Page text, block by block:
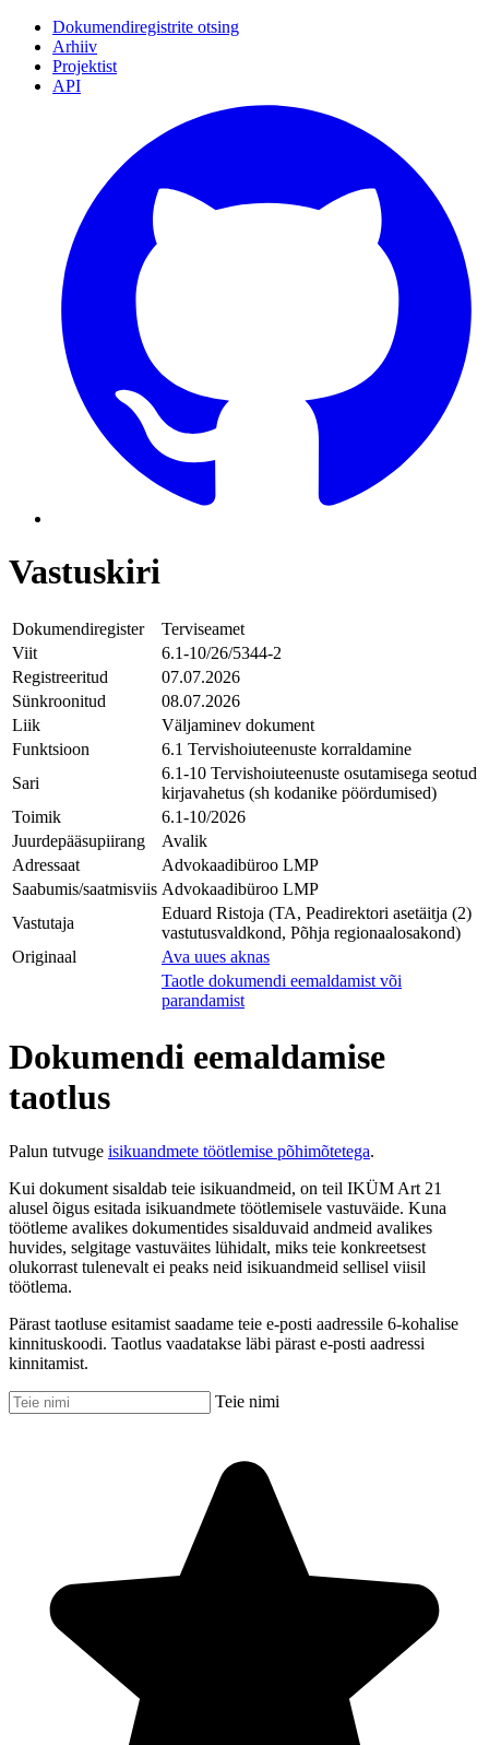
Dokumendiregistrite otsing
Arhiiv
Projektist
API
Vastuskiri
Dokumendiregister
Terviseamet
Viit
6.1-10/26/5344-2
Registreeritud
07.07.2026
Sünkroonitud
08.07.2026
Liik
Väljaminev dokument
Funktsioon
6.1 Tervishoiuteenuste korraldamine
Sari
6.1-10 Tervishoiuteenuste osutamisega seotud
kirjavahetus (sh kodanike pöördumised)
Toimik
6.1-10/2026
Juurdepääsupiirang
Avalik
Adressaat
Advokaadibüroo LMP
Saabumis/saatmisviis Advokaadibüroo LMP
Vastutaja
Eduard Ristoja (TA, Peadirektori asetäitja (2)
vastutusvaldkond, Põhja regionaalosakond)
Originaal
Ava uues aknas
Taotle dokumendi eemaldamist või
parandamist
Dokumendi eemaldamise
taotlus
Palun tutvuge isikuandmete töötlemise põhimõtetega.
Kui dokument sisaldab teie isikuandmeid, on teil IKÜM Art 21
alusel õigus esitada isikuandmete töötlemisele vastuväide. Kuna
töötleme avalikes dokumentides sisalduvaid andmeid avalikes
huvides, selgitage vastuväites lühidalt, miks teie konkreetsest
olukorrast tulenevalt ei peaks neid isikuandmeid sellisel viisil
töötlema.
Pärast taotluse esitamist saadame teie e-posti aadressile 6-kohalise
kinnituskoodi. Taotlus vaadatakse läbi pärast e-posti aadressi
kinnitamist.
Teie nimi